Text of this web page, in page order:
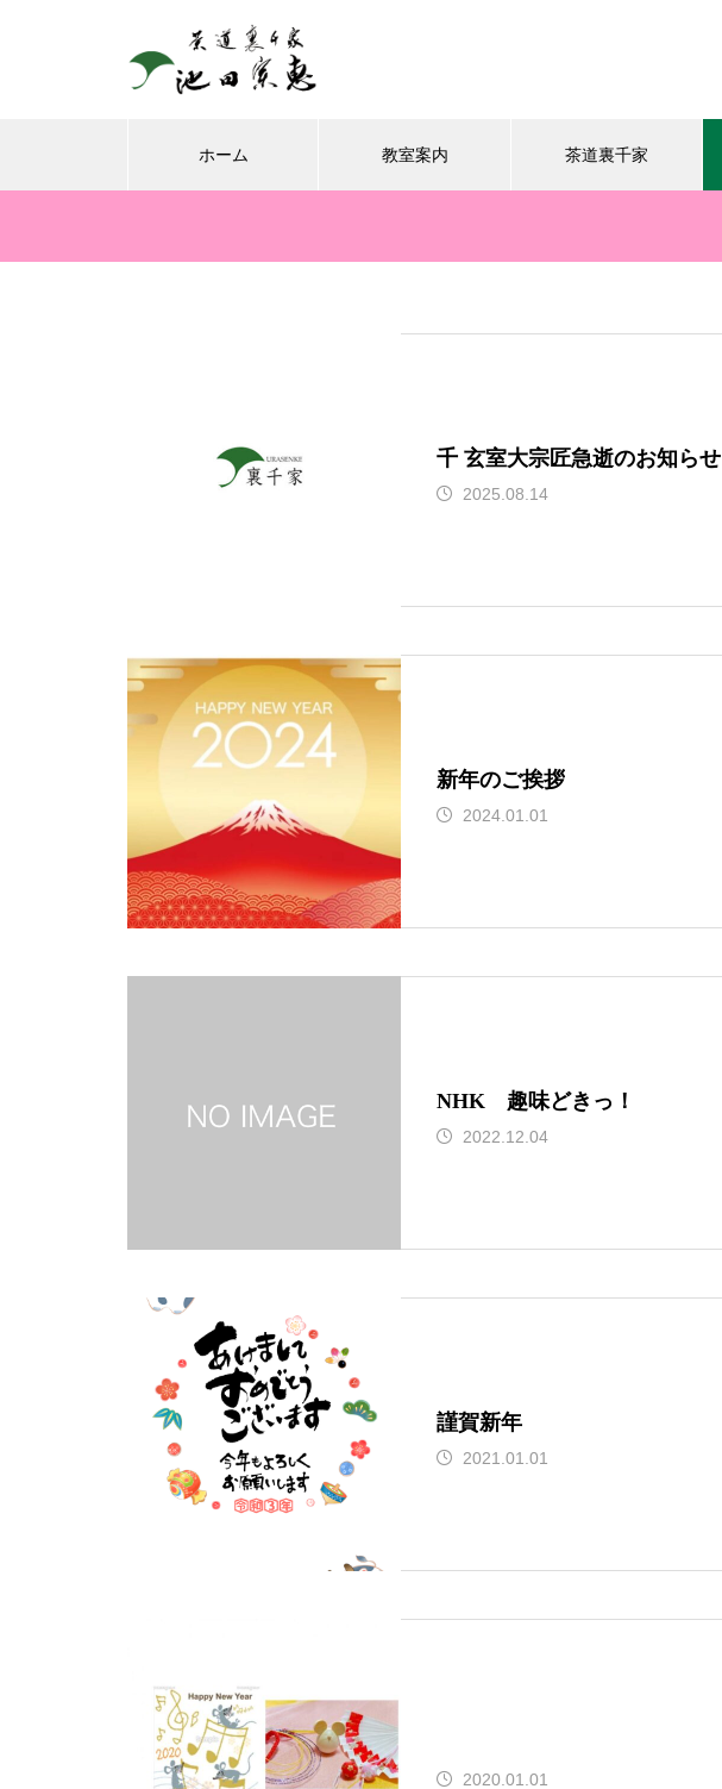
ホーム 教室案内 茶道裏千家
8月、お朔日詣りをさせて頂き
大濤書展に行ってきました
お朔日詣りをさせて頂きまし
た。
千 玄室大宗匠急逝のお知らせ
2025.08.14
新年のご挨拶
2024.01.01
NHK 趣味どきっ！
2022.12.04
謹賀新年
2021.01.01
2020.01.01